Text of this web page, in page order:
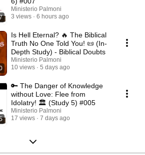
Ministerio Palmoni
3 views
6 hours ago
Is Hell Eternal? 🔥 The Biblical
Truth No One Told You! 📜 (In-
Depth Study) - Biblical Doubts
Ministerio Palmoni
10 views
5 days ago
🔑 The Danger of Knowledge
without Love: Flee from
Idolatry! 🏛️ (Study 5) #005
Ministerio Palmoni
17 views
7 days ago